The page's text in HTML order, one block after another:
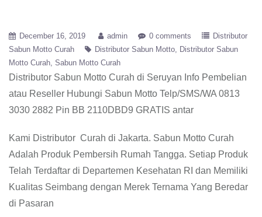
December 16, 2019 admin 0 comments
Distributor
Sabun Motto Curah
Distributor Sabun Motto
Distributor Sabun
Motto Curah Sabun Motto Curah
Distributor Sabun Motto Curah di Seruyan Info Pembelian
atau Reseller Hubungi Sabun Motto Telp/SMS/WA 0813
3030 2882 Pin BB 2110DBD9 GRATIS antar
Kami Distributor Curah di Jakarta. Sabun Motto Curah
Adalah Produk Pembersih Rumah Tangga. Setiap Produk
Telah Terdaftar di Departemen Kesehatan RI dan Memiliki
Kualitas Seimbang dengan Merek Ternama Yang Beredar
di Pasaran